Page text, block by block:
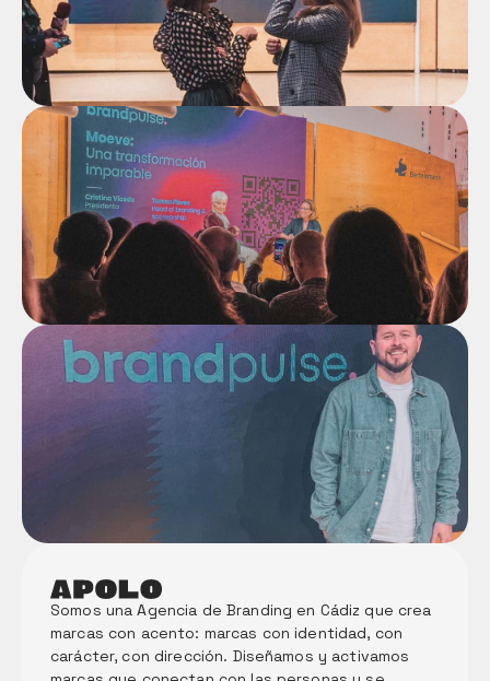
Somos una Agencia de Branding en Cádiz que crea
marcas con acento: marcas con identidad, con
carácter, con dirección. Diseñamos y activamos